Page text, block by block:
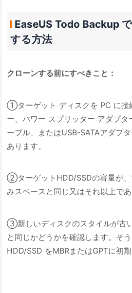
EaseUS Todo Backup
する方法
クローンする前にすべきこと：
①ターゲット ディスクを PC に接
ー、パワー スプリッター アダプタ
ーブル、またはUSB-SATAアダプ
あります。
②ターゲットHDD/SSDの容量が、
みスペースと同じ又はそれ以上であ
③新しいディスクのスタイルが古
と同じかどうかを確認します。そ
HDD/SSD をMBRまたはGPTに初期